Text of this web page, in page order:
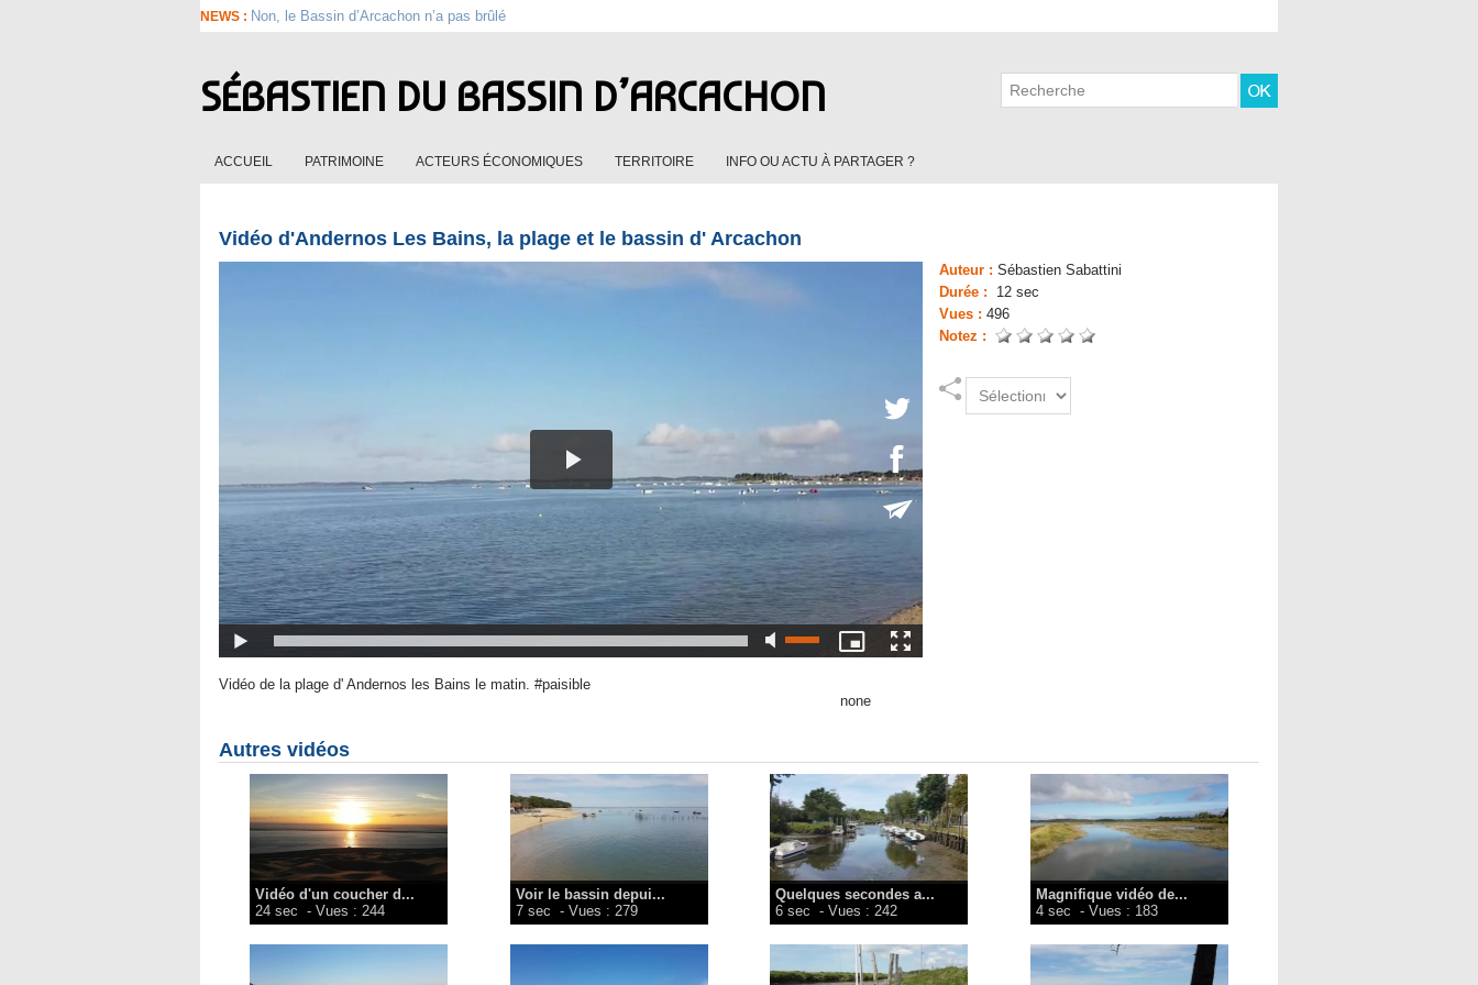
NEWS : Non, le Bassin d’Arcachon n’a pas brûlé
SÉBASTIEN DU BASSIN D’ARCACHON
ACCUEIL PATRIMOINE ACTEURS ÉCONOMIQUES TERRITOIRE INFO OU ACTU À PARTAGER ?
Vidéo d'Andernos Les Bains, la plage et le bassin d' Arcachon
Auteur : Sébastien Sabattini
Durée :
12 sec
Vues : 496
Notez :
Vidéo de la plage d' Andernos les Bains le matin. #paisible
none
Autres vidéos
Vidéo d'un coucher d...
24 sec - Vues : 244
Voir le bassin depui...
7 sec - Vues : 279
Quelques secondes a...
6 sec - Vues : 242
Magnifique vidéo de...
4 sec - Vues : 183